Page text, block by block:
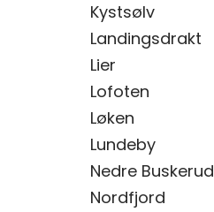
Kystsølv
Landingsdrakt
Lier
Lofoten
Løken
Lundeby
Nedre Buskerud
Nordfjord